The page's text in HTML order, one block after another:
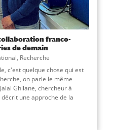
franco-
de demain
, Recherche
c'est quelque chose qui est
on parle le même
Ghilane, chercheur à
décrit une approche de la